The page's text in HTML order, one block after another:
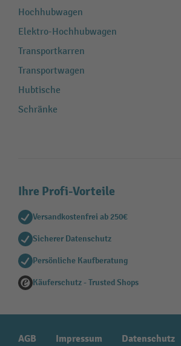
Hochhubwagen
Elektro-Hochhubwagen
Transportkarren
Transportwagen
Hubtische
Schränke
Ihre Profi-Vorteile
Versandkostenfrei ab 250€
Sicherer Datenschutz
Persönliche Kaufberatung
Käuferschutz - Trusted Shops
AGB Impressum Datenschutz